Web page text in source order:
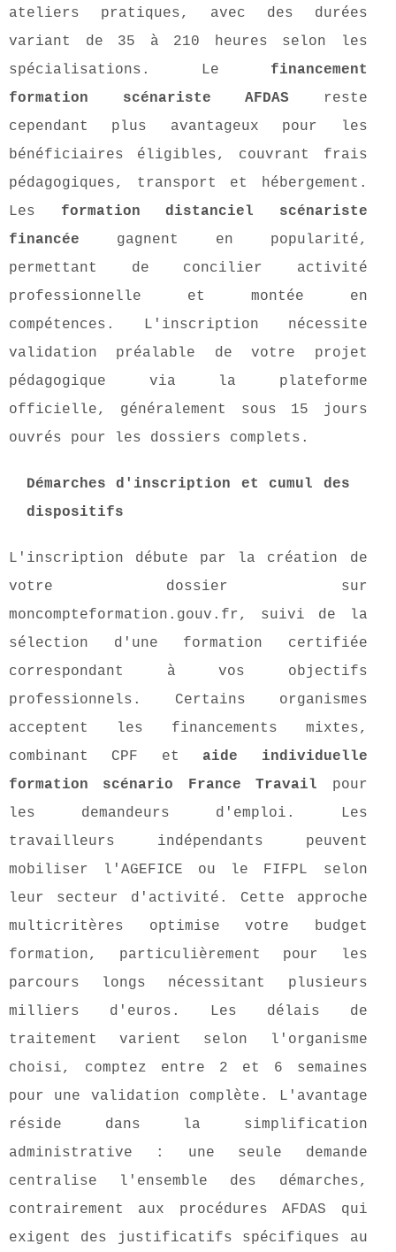
ateliers pratiques, avec des durées
variant de 35 à 210 heures selon les
spécialisations. Le financement
formation scénariste AFDAS reste
cependant plus avantageux pour les
bénéficiaires éligibles, couvrant frais
pédagogiques, transport et hébergement.
Les formation distanciel scénariste
financée gagnent en popularité,
permettant de concilier activité
professionnelle et montée en
compétences. L'inscription nécessite
validation préalable de votre projet
pédagogique via la plateforme
officielle, généralement sous 15 jours
ouvrés pour les dossiers complets.
Démarches d'inscription et cumul des
dispositifs
L'inscription débute par la création de
votre dossier sur
moncompteformation.gouv.fr, suivi de la
sélection d'une formation certifiée
correspondant à vos objectifs
professionnels. Certains organismes
acceptent les financements mixtes,
combinant CPF et aide individuelle
formation scénario France Travail pour
les demandeurs d'emploi. Les
travailleurs indépendants peuvent
mobiliser l'AGEFICE ou le FIFPL selon
leur secteur d'activité. Cette approche
multicritères optimise votre budget
formation, particulièrement pour les
parcours longs nécessitant plusieurs
milliers d'euros. Les délais de
traitement varient selon l'organisme
choisi, comptez entre 2 et 6 semaines
pour une validation complète. L'avantage
réside dans la simplification
administrative : une seule demande
centralise l'ensemble des démarches,
contrairement aux procédures AFDAS qui
exigent des justificatifs spécifiques au